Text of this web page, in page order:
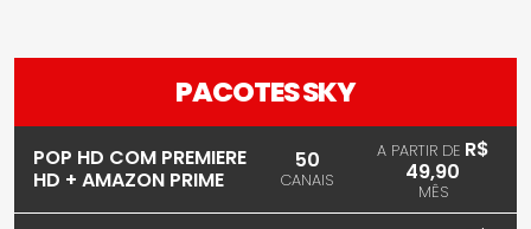
PACOTES SKY
POP HD COM PREMIERE
HD + AMAZON PRIME
50
CANAIS
A PARTIR DE R$
49,90
MÊS